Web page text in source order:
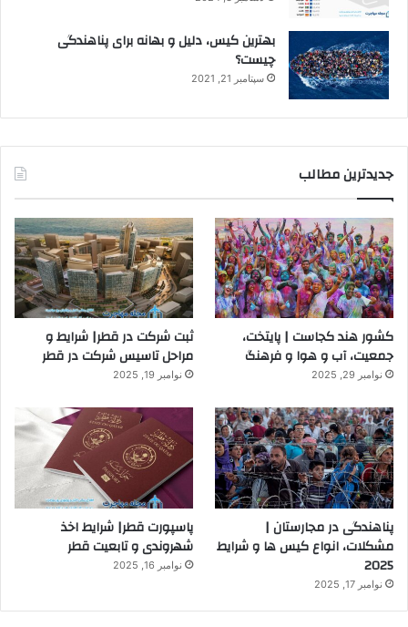
بهترین کیس، دلیل و بهانه برای پناهندگی
چیست؟
سپتامبر 21, 2021
جدیدترین مطالب
کشور هند کجاست | پایتخت،
جمعیت، آب و هوا و فرهنگ
نوامبر 29, 2025
ثبت شرکت در قطر| شرایط و
مراحل تاسیس شرکت در قطر
نوامبر 19, 2025
پناهندگی در مجارستان |
مشکلات، انواع کیس ها و شرایط
2025
نوامبر 17, 2025
پاسپورت قطر| شرایط اخذ
شهروندی و تابعیت قطر
نوامبر 16, 2025